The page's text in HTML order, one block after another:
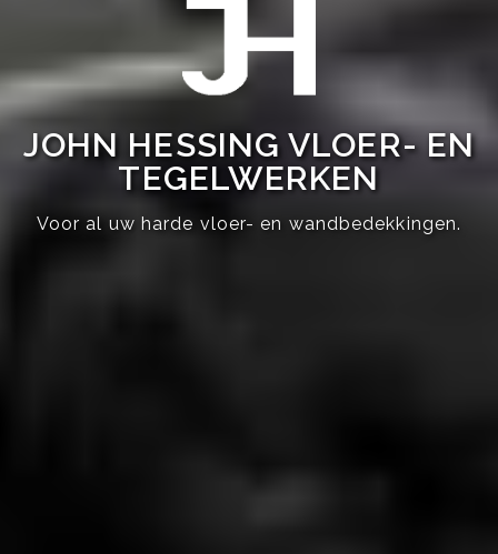
JOHN HESSING VLOER- EN
TEGELWERKEN
Voor al uw harde vloer- en wandbedekkingen.